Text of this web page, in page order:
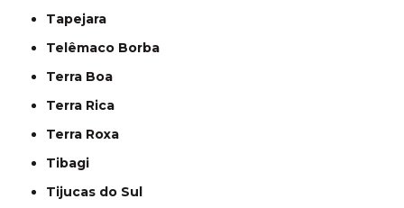
Tapejara
Telêmaco Borba
Terra Boa
Terra Rica
Terra Roxa
Tibagi
Tijucas do Sul